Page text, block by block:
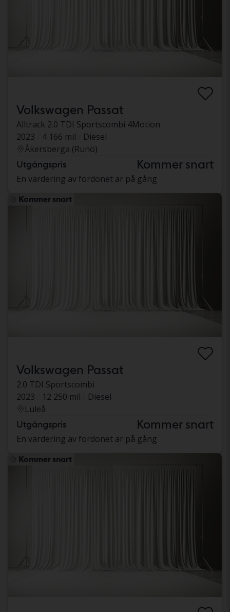
Volkswagen Passat
Alltrack 2.0 TDI Sportscombi 4Motion
2023
4 166 mil
Diesel
Åkersberga (Runö)
Utgångspris Kommer snart
En värdering av fordonet är på gång
Kommer snart
Volkswagen Passat
2.0 TDI Sportscombi
2023
12 250 mil
Diesel
Luleå
Utgångspris Kommer snart
En värdering av fordonet är på gång
Kommer snart